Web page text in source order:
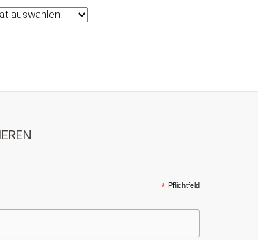
*Pflichtfeld